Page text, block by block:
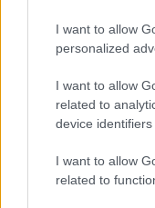
I want to allow
personalized
I want to allow
related to
device identifiers
I want to allow
related to